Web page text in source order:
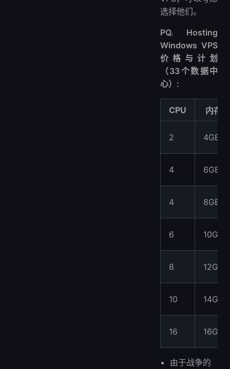
选择他们。
PQ. Hosting
Windows VPS
价格与计划
（33个数据中
心）:
CPU 内存
2 4GB
4 6GB
4 8GB
6 10GB
8 12GB
10 14GB
16 16GB
由于战争的